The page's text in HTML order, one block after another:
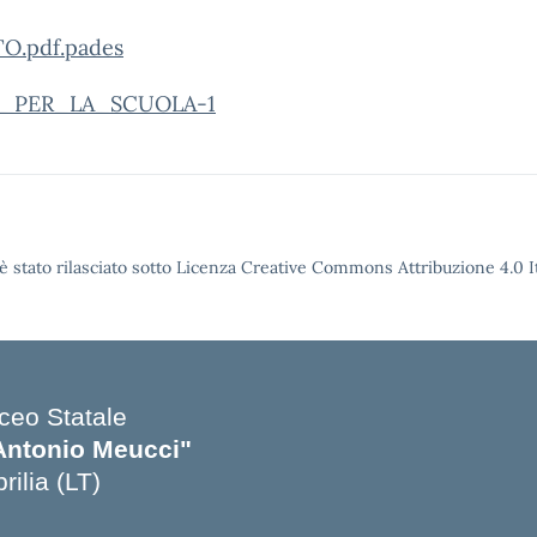
1
stato rilasciato sotto Licenza Creative Commons Attribuzione 4.0
Statale
Meucci"
(LT)